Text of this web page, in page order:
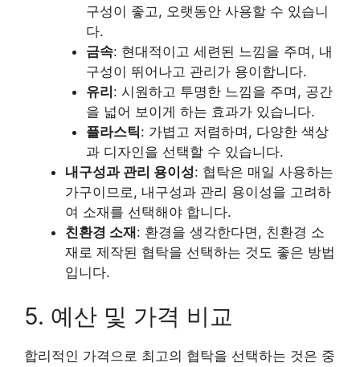
구성이 좋고, 오랫동안 사용할 수 있습니
다.
금속: 현대적이고 세련된 느낌을 주며, 내
구성이 뛰어나고 관리가 용이합니다.
유리: 시원하고 투명한 느낌을 주며, 공간
을 넓어 보이게 하는 효과가 있습니다.
플라스틱: 가볍고 저렴하며, 다양한 색상
과 디자인을 선택할 수 있습니다.
내구성과 관리 용이성: 협탁은 매일 사용하는
가구이므로, 내구성과 관리 용이성을 고려하
여 소재를 선택해야 합니다.
친환경 소재: 환경을 생각한다면, 친환경 소
재로 제작된 협탁을 선택하는 것도 좋은 방법
입니다.
5. 예산 및 가격 비교
합리적인 가격으로 최고의 협탁을 선택하는 것은 중